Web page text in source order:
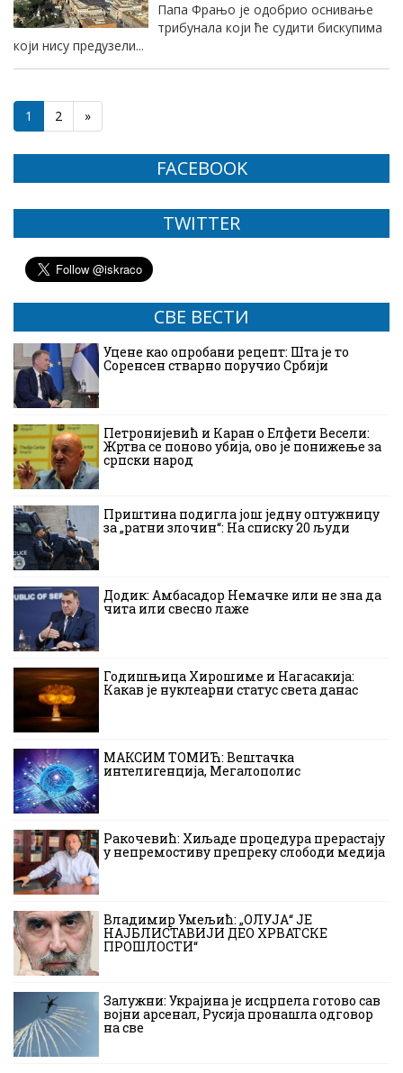
Папа Фрањо је одобрио оснивање
трибунала који ће судити бискупима
који нису предузели...
1 2 »
FACEBOOK
TWITTER
СВЕ ВЕСТИ
Уцене као опробани рецепт: Шта је то
Соренсен стварно поручио Србији
Петронијевић и Каран о Елфети Весели:
Жртва се поново убија, ово је понижење за
српски народ
Приштина подигла још једну оптужницу
за „ратни злочин“: На списку 20 људи
Додик: Амбасадор Немачке или не зна да
чита или свесно лаже
Годишњица Хирошиме и Нагасакија:
Какав је нуклеарни статус света данас
МАКСИМ ТОМИЋ: Вештачка
интелигенција, Мегалополис
Ракочевић: Хиљаде процедура прерастају
у непремостиву препреку слободи медија
Владимир Умељић: „ОЛУЈА“ ЈЕ
НАЈБЛИСТАВИЈИ ДЕО ХРВАТСКЕ
ПРОШЛОСТИ“
Залужни: Украјина је исцрпела готово сав
војни арсенал, Русија пронашла одговор
на све